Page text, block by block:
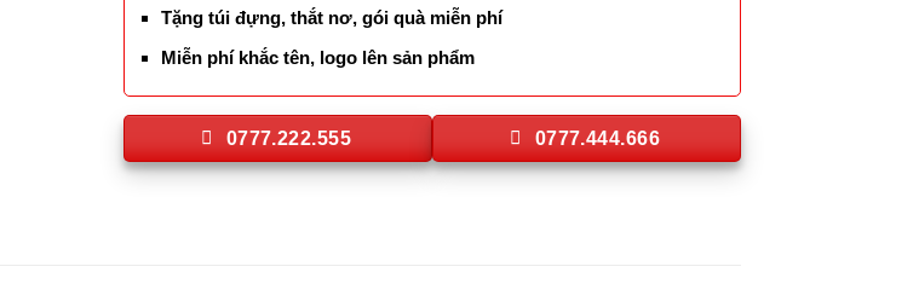
Tặng túi đựng, thắt nơ, gói quà miễn phí
Miễn phí khắc tên, logo lên sản phẩm
0777.222.555 0777.444.666